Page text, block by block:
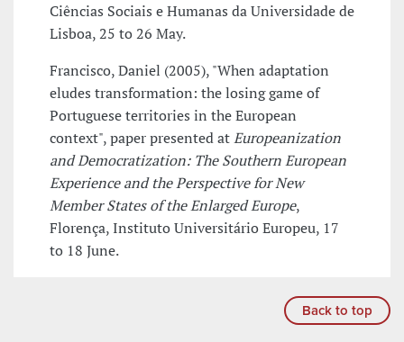
Ciências Sociais e Humanas da Universidade de
Lisboa, 25 to 26 May.
Francisco, Daniel (2005), "When adaptation
eludes transformation: the losing game of
Portuguese territories in the European
context", paper presented atEuropeanization
and Democratization: The Southern European
Experience and the Perspective for New
Member States of the Enlarged Europe,
Florença, Instituto Universitário Europeu, 17
to 18 June.
Back to top